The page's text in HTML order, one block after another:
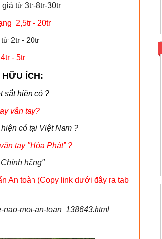
từ 3tr-8tr-30tr
2,5tr - 20tr
2tr - 20tr
- 5tr
HỮU ÍCH:
sắt hiện có ?
vân tay?
có tại Việt Nam ?
tay "Hòa Phát" ?
hãng"
An toàn (Copy link dưới đây ra tab
nao-moi-an-toan_138643.html